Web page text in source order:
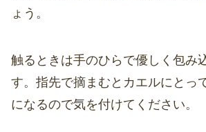
ょう。
触るときは手のひらで優しく包み
す。指先で摘まむとカエルにとっ
になるので気を付けてください。